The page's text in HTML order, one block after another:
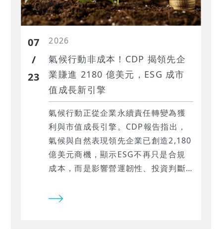
07
/
23
2026
氣候行動非成本！CDP 揭領先企
業賺進 2180 億美元，ESG 成市
值成長新引擎
氣候行動正從企業永續責任轉變為獲
利與市值成長引擎。CDP報告指出，
氣候與自然表現領先企業已創造2,180
億美元商機，顯示ESG不再只是合規
成本，而是影響營運韌性、投資判斷
如何透過減碳、供應鏈議合與氣候風